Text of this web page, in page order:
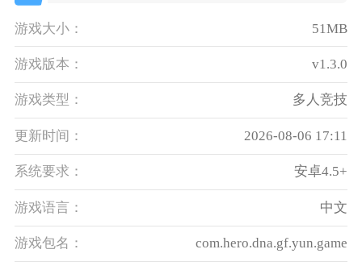
游戏大小： 51MB
游戏版本： v1.3.0
游戏类型： 多人竞技
更新时间： 2026-08-06 17:11
系统要求： 安卓4.5+
游戏语言： 中文
游戏包名： com.hero.dna.gf.yun.game